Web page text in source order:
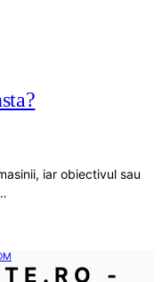
iar obiectivul sau